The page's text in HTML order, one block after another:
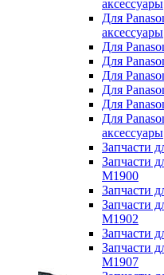
аксессуары
Для
аксессуары
Для
Для
Для
Для
Для
Для
аксессуары
Запчасти
Запчасти
M1900
Запчасти
Запчасти
M1902
Запчасти
Запчасти
M1907